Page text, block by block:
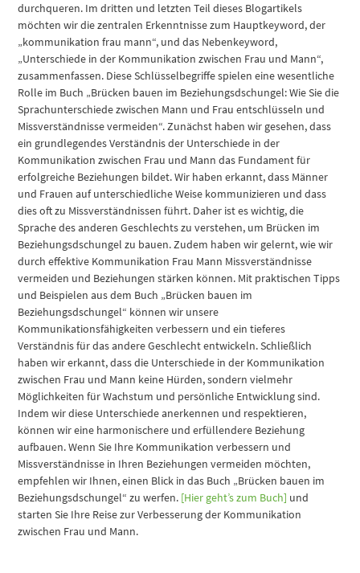
durchqueren. Im dritten und letzten Teil dieses Blogartikels
möchten wir die zentralen Erkenntnisse zum Hauptkeyword, der
„kommunikation frau mann“, und das Nebenkeyword,
„Unterschiede in der Kommunikation zwischen Frau und Mann“,
zusammenfassen. Diese Schlüsselbegriffe spielen eine wesentliche
Rolle im Buch „Brücken bauen im Beziehungsdschungel: Wie Sie die
Sprachunterschiede zwischen Mann und Frau entschlüsseln und
Missverständnisse vermeiden“. Zunächst haben wir gesehen, dass
ein grundlegendes Verständnis der Unterschiede in der
Kommunikation zwischen Frau und Mann das Fundament für
erfolgreiche Beziehungen bildet. Wir haben erkannt, dass Männer
und Frauen auf unterschiedliche Weise kommunizieren und dass
dies oft zu Missverständnissen führt. Daher ist es wichtig, die
Sprache des anderen Geschlechts zu verstehen, um Brücken im
Beziehungsdschungel zu bauen. Zudem haben wir gelernt, wie wir
durch effektive Kommunikation Frau Mann Missverständnisse
vermeiden und Beziehungen stärken können. Mit praktischen Tipps
und Beispielen aus dem Buch „Brücken bauen im
Beziehungsdschungel“ können wir unsere
Kommunikationsfähigkeiten verbessern und ein tieferes
Verständnis für das andere Geschlecht entwickeln. Schließlich
haben wir erkannt, dass die Unterschiede in der Kommunikation
zwischen Frau und Mann keine Hürden, sondern vielmehr
Möglichkeiten für Wachstum und persönliche Entwicklung sind.
Indem wir diese Unterschiede anerkennen und respektieren,
können wir eine harmonischere und erfüllendere Beziehung
aufbauen. Wenn Sie Ihre Kommunikation verbessern und
Missverständnisse in Ihren Beziehungen vermeiden möchten,
empfehlen wir Ihnen, einen Blick in das Buch „Brücken bauen im
Beziehungsdschungel“ zu werfen. [Hier geht’s zum Buch] und
starten Sie Ihre Reise zur Verbesserung der Kommunikation
zwischen Frau und Mann.